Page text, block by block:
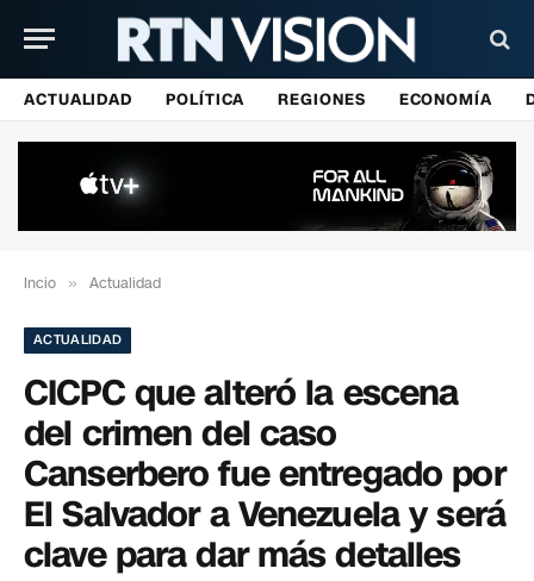
ACTUALIDAD POLÍTICA REGIONES ECONOMÍA
Incio » Actualidad
ACTUALIDAD
CICPC que alteró la escena
del crimen del caso
Canserbero fue entregado por
El Salvador a Venezuela y será
clave para dar más detalles